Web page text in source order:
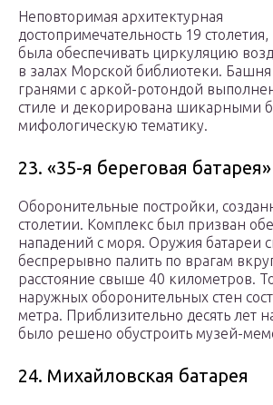
Неповторимая архитектурная
достопримечательность 19
была обеспечивать циркуляцию
в залах Морской библиотеки.
гранями с аркой-ротондой
стиле и декорирована шикарными
мифологическую тематику.
23. «35-я береговая батарея»
Оборонительные постройки,
столетии. Комплекс был призван
нападений с моря. Оружия батареи
беспрерывно палить по врагам
расстояние свыше 40 километров.
наружных оборонительных стен
метра. Приблизительно десять лет
было решено обустроить музей-
24. Михайловская батарея